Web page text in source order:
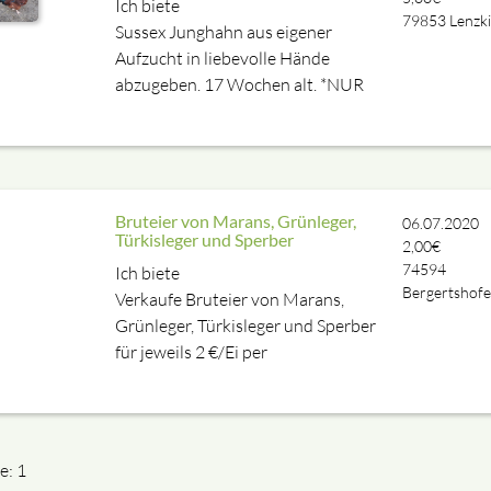
Ich biete
Sussex Junghahn aus eigener
Aufzucht in liebevolle Hände
abzugeben. 17 Wochen alt. *NUR
79853
Bruteier von Marans, Grünleger,
Türkisleger und Sperber
Ich biete
Verkaufe Bruteier von Marans,
Grünleger, Türkisleger und Sperber
für jeweils 2 €/Ei per
06.07.2020
2,00€
74594
1